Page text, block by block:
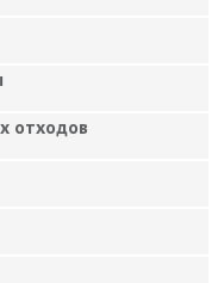
отходов